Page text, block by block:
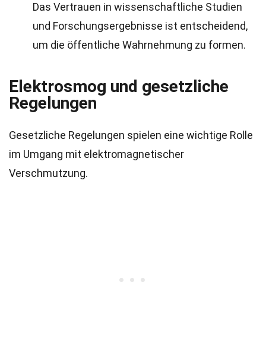
Das Vertrauen in wissenschaftliche Studien
und Forschungsergebnisse ist entscheidend,
um die öffentliche Wahrnehmung zu formen.
Elektrosmog und gesetzliche
Regelungen
Gesetzliche Regelungen spielen eine wichtige Rolle
im Umgang mit elektromagnetischer
Verschmutzung.